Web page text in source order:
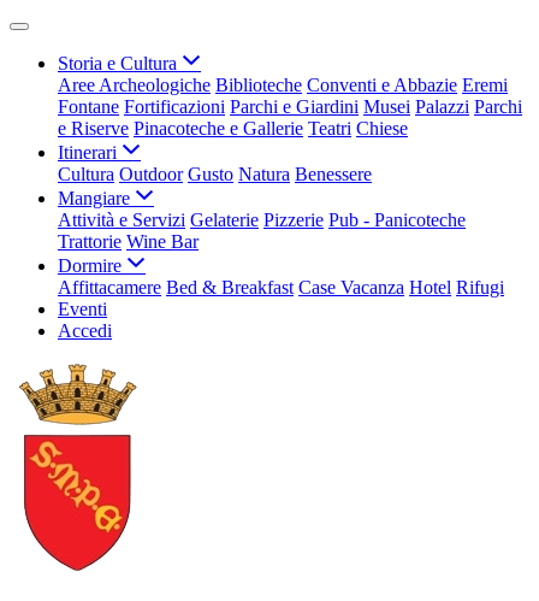
Storia e Cultura
Aree Archeologiche Biblioteche Conventi e Abbazie Eremi
Fontane Fortificazioni Parchi e Giardini Musei Palazzi Parchi
e Riserve Pinacoteche e Gallerie Teatri Chiese
Itinerari
Cultura Outdoor Gusto Natura Benessere
Mangiare
Attività e Servizi Gelaterie Pizzerie Pub - Panicoteche
Trattorie Wine Bar
Dormire
Affittacamere Bed & Breakfast Case Vacanza Hotel Rifugi
Eventi
Accedi